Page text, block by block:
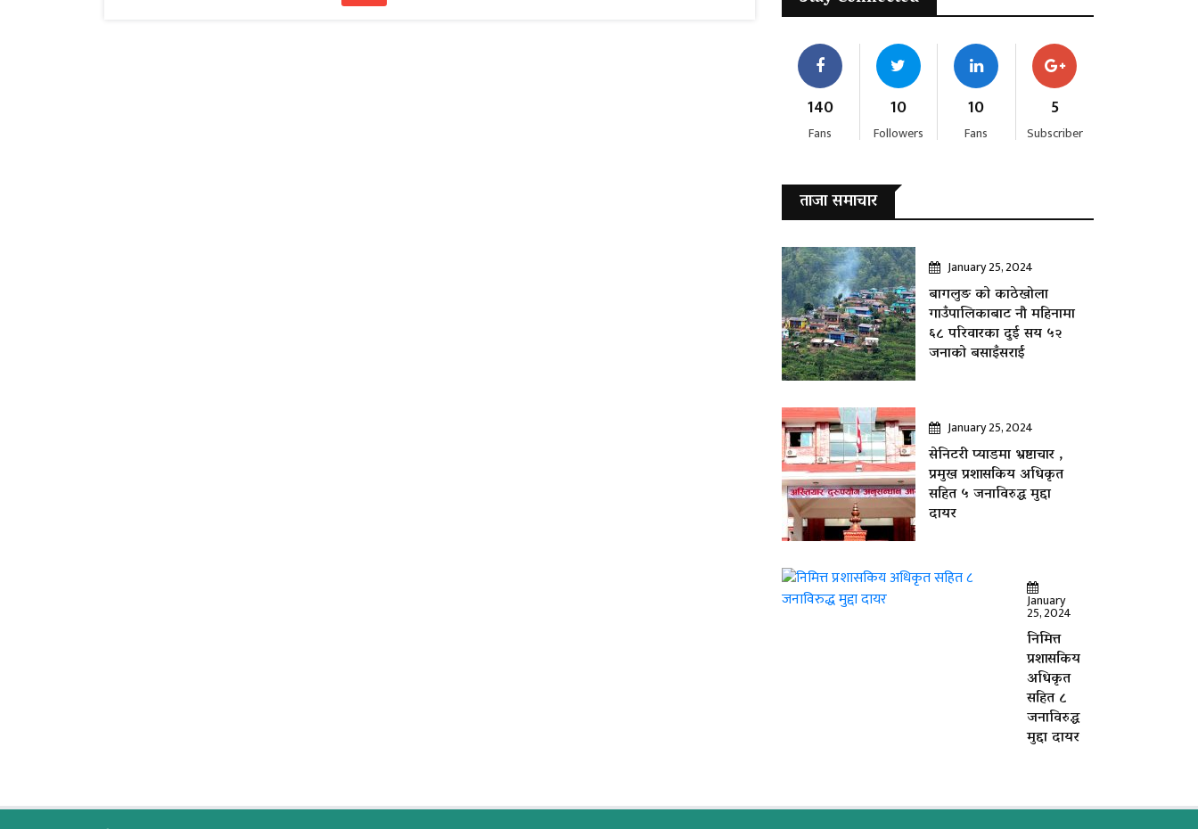
140
Fans
10
Followers
10
Fans
5
Subscriber
ताजा समाचार
January 25, 2024
बागलुङ काे काठेखोला
गाउँपालिकाबाट नौ महिनामा
६८ परिवारका दुई सय ५२
जनाकाे बसाइँसराई
January 25, 2024
सेनिटरी प्याडमा भ्रष्टाचार ,
प्रमुख प्रशासकिय अधिकृत
सहित ५ जनाविरुद्ध मुद्दा
दायर
January
25, 2024
निमित्त
प्रशासकिय
अधिकृत
सहित ८
जनाविरुद्ध
मुद्दा दायर